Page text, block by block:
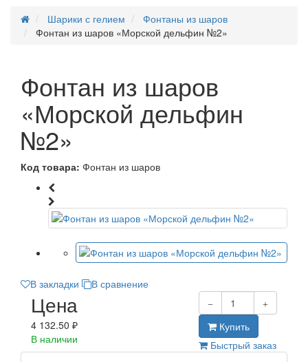
Шарики с гелием
Фонтаны из шаров
Фонтан из шаров «Морской дельфин №2»
Фонтан из шаров
«Морской дельфин
№2»
Код товара: Фонтан из шаров
В закладки В сравнение
Цена
4 132.50 ₽
В наличии
Купить
Быстрый заказ